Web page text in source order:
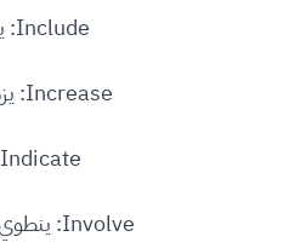
Include: يتضمّن
Increase: يزداد/ يرتفع
Indicate: يُشير
Involve: ينطوي على/ يتورط